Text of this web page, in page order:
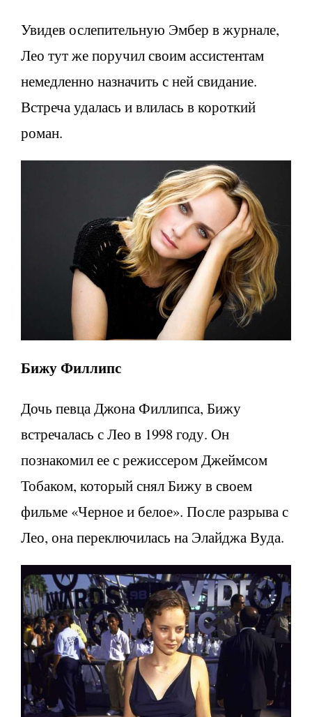
Увидев ослепительную Эмбер в журнале,
Лео тут же поручил своим ассистентам
немедленно назначить с ней свидание.
Встреча удалась и влилась в короткий
роман.
Бижу Филлипс
Дочь певца Джона Филлипса, Бижу
встречалась с Лео в 1998 году. Он
познакомил ее с режиссером Джеймсом
Тобаком, который снял Бижу в своем
фильме «Черное и белое». После разрыва с
Лео, она переключилась на Элайджа Вуда.